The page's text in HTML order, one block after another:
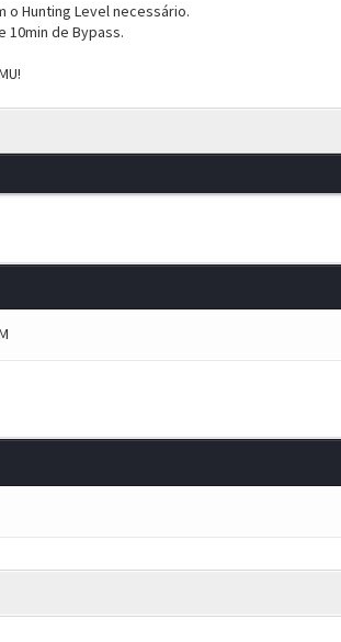
o Hunting Level necessário.
10min de Bypass.